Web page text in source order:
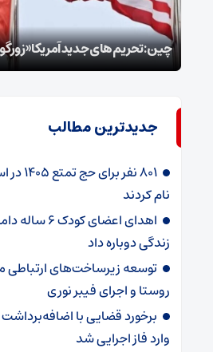
چین: تحریم‌های جدید آمریکا
جدیدترین مطالب
۸۰۱
نام کردند
زندگی دوباره داد
روستا و اجرای فیبر نوری
برخورد قضایی با
وارد فاز اجرایی شد